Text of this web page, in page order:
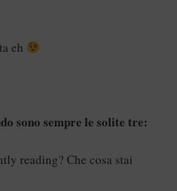
eh
sono sempre le solite tre:
reading? Che cosa stai